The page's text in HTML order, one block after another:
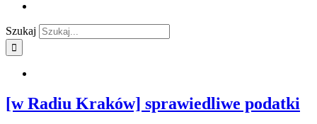
Szukaj
[w Radiu Kraków] sprawiedliwe podatki